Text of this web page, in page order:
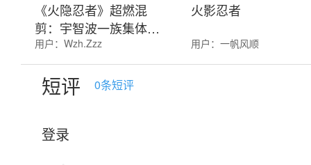
《火隐忍者》超燃混
剪：宇智波一族集体暴
走，感受瞳术与忍术的
究极艺术
用户： Wzh.Zzz
火影忍者
用户： 一帆风顺
短评 0条短评
登录